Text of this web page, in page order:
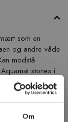
Om
som en
og andre våde
modstå
stones i